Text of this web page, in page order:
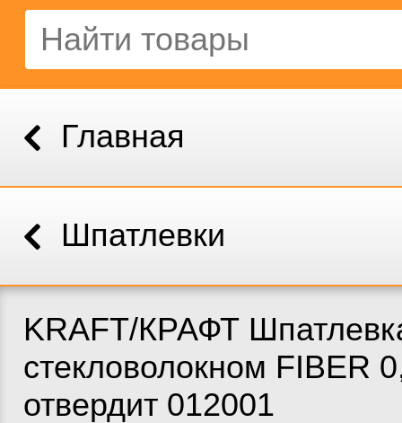
Главная
Шпатлевки
KRAFT/КРАФТ
стекловолокном FIBER
отвердит 012001